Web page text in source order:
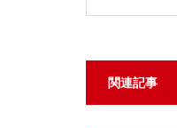
関連記事